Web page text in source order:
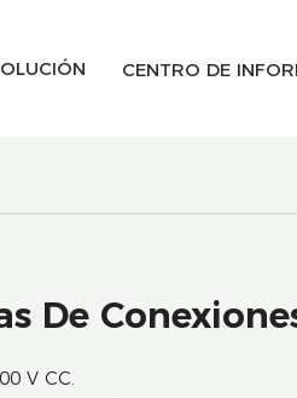
CENTRO DE
De
V CC.